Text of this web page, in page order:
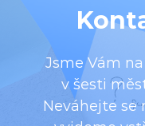
Jsme Vám
v šesti
Neváhejte se